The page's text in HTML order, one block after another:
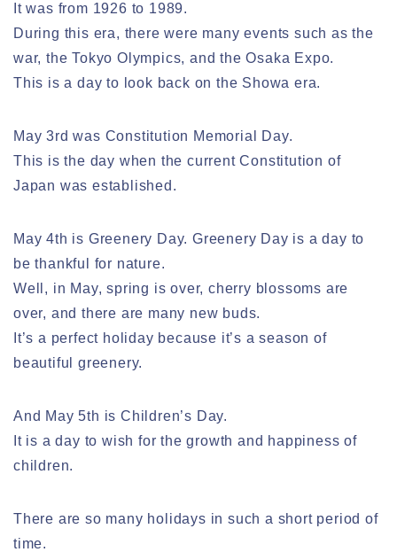
It was from 1926 to 1989.
During this era, there were many events such as the
war, the Tokyo Olympics, and the Osaka Expo.
This is a day to look back on the Showa era.
May 3rd was Constitution Memorial Day.
This is the day when the current Constitution of
Japan was established.
May 4th is Greenery Day. Greenery Day is a day to
be thankful for nature.
Well, in May, spring is over, cherry blossoms are
over, and there are many new buds.
It’s a perfect holiday because it’s a season of
beautiful greenery.
And May 5th is Children’s Day.
It is a day to wish for the growth and happiness of
children.
There are so many holidays in such a short period of
time.